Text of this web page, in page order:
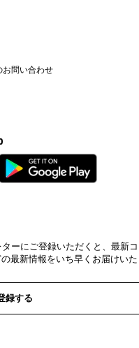
お問い合わせ
ターにご登録いただくと、最新
最新情報をいち早くお届けいた
録する